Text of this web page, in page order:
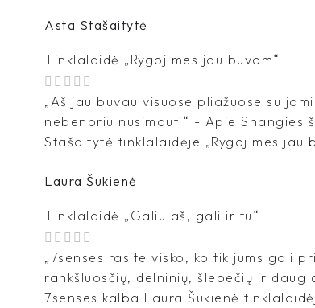
Asta Stašaitytė
Tinklalaidė „Rygoj mes jau buvom“
„Aš jau buvau visuose pliažuose su
nebenoriu nusimauti“ - Apie Shangies
Stašaitytė tinklalaidėje „Rygoj mes jau
Laura Šukienė
Tinklalaidė „Galiu aš, gali ir tu“
„7senses rasite visko, ko tik jums gali
rankšluosčių, delninių, šlepečių ir daug
7senses kalba Laura Šukienė